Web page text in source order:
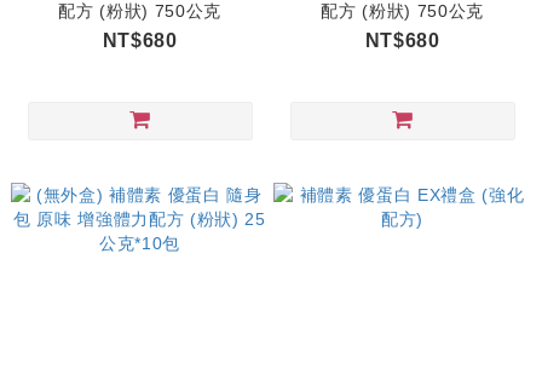
配方 (粉狀) 750公克
NT$680
配方 (粉狀) 750公克
NT$680